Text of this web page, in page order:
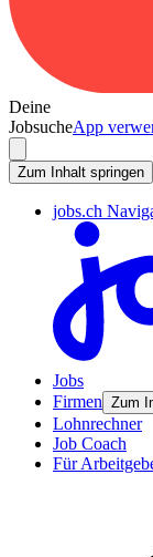
Deine
JobsucheApp
Zum Inhalt springen
jobs.ch
Jobs
Firmen Zum
Lohnrechner
Job Coach
Für